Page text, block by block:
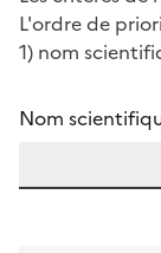
L'ordre de
1) nom
Nom